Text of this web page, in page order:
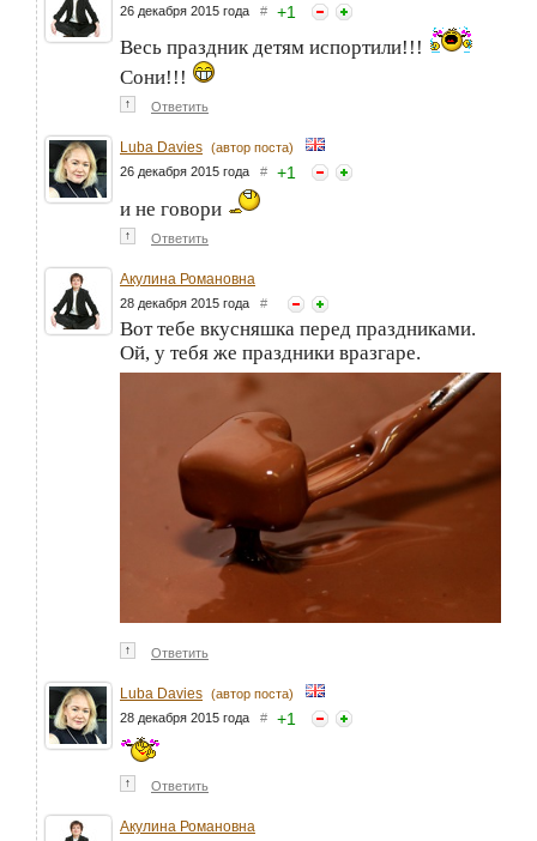
26 декабря 2015 года # +1
Весь праздник детям испортили!!!
Сони!!!
↑ Ответить
Luba Davies (автор поста)
26 декабря 2015 года # +1
и не говори
↑ Ответить
Акулина Романовна
28 декабря 2015 года #
Вот тебе вкусняшка перед праздниками.
Ой, у тебя же праздники вразгаре.
↑ Ответить
Luba Davies (автор поста)
28 декабря 2015 года # +1
↑ Ответить
Акулина Романовна